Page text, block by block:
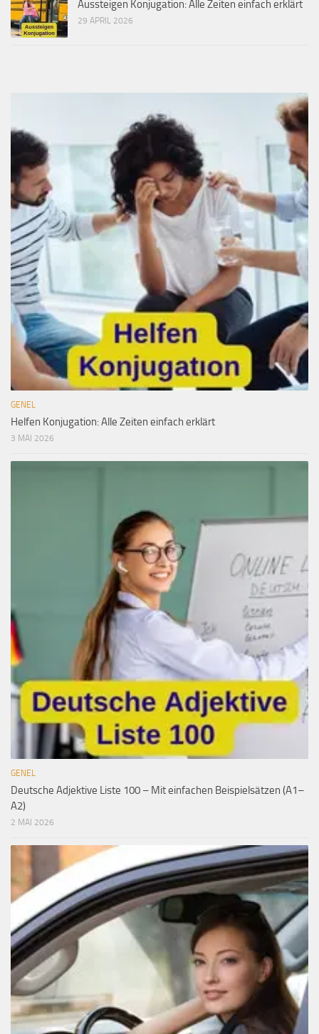
Aussteigen Konjugation: Alle Zeiten einfach erklärt
29 APRIL 2026
GENEL
Helfen Konjugation: Alle Zeiten einfach erklärt
3 MAI 2026
GENEL
Deutsche Adjektive Liste 100 – Mit einfachen Beispielsätzen (A1–
A2)
2 MAI 2026